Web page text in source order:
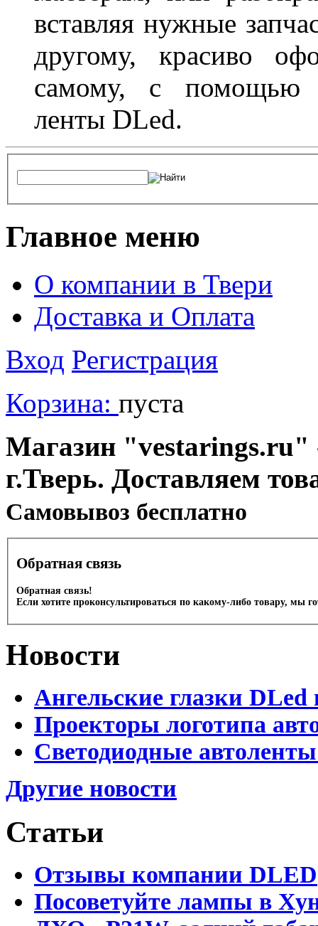
вставляя нужные
другому, красиво
самому, с помощью
ленты DLed.
Главное меню
О компании в Твери
Доставка и Оплата
Вход Регистрация
Корзина: пуста
Магазин "vestarings.ru"
г.Тверь. Доставляем
Cамовывоз бесплатно
Обратная связь
Обратная связь!
Если хотите проконсультироваться по какому-либо товару, мы
Новости
Ангельские глазки DLed
Проекторы логотипа
Светодиодные
Другие новости
Статьи
Отзывы компании DLED
Посоветуйте лампы в